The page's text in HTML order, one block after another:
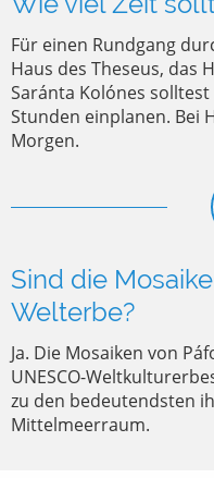
Für einen Rundgang
Haus des Theseus, das
Saránta Kolónes
Stunden einplanen. Bei
Morgen.
Sind die
Welterbe?
Ja. Die Mosaiken von
UNESCO-
zu den bedeutendsten
Mittelmeerraum.